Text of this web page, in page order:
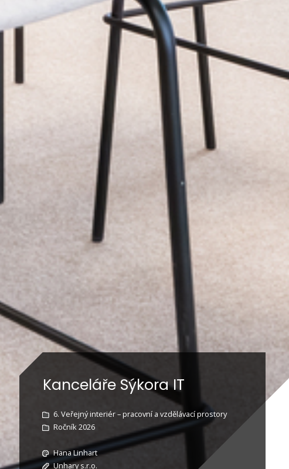
Kanceláře Sýkora IT
6. Veřejný interiér – pracovní a vzdělávací prostory
Ročník 2026
Hana Linhart
Unhary s.r.o.